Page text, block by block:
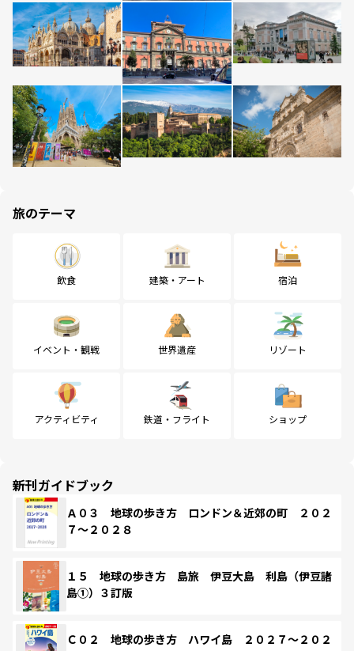
旅のテーマ
飲食 建築・アート 宿泊
イベント・観戦 世界遺産 リゾート
アクティビティ 鉄道・フライト ショップ
新刊ガイドブック
Ａ０３ 地球の歩き方 ロンドン＆近郊の町 ２０２
７～２０２８
１５ 地球の歩き方 島旅 伊豆大島 利島（伊豆諸
島①）３訂版
Ｃ０２ 地球の歩き方 ハワイ島 ２０２７～２０２